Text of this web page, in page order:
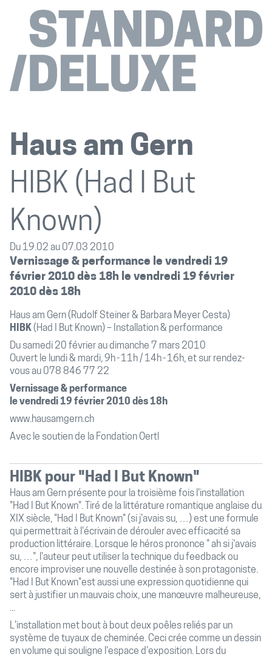
Haus am Gern
HIBK (Had I But
Known)
Du 19.02 au 07.03 2010
Vernissage & performance le vendredi 19
février 2010 dès 18h le vendredi 19 février
2010 dès 18h
Haus am Gern (Rudolf Steiner & Barbara Meyer Cesta)
HIBK(Had I But Known) – Installation & performance
Du samedi 20 février au dimanche 7 mars 2010
Ouvert le lundi & mardi, 9h - 11h / 14h - 16h, et sur rendez-
vous au 078 846 77 22
Vernissage & performance
le vendredi 19 février 2010 dès 18h
www.hausamgern.ch
Avec le soutien de la Fondation Oertl
HIBK pour "Had I But Known"
Haus am Gern présente pour la troisième fois l'installation
"Had I But Known". Tiré de la littérature romantique anglaise du
XIX siècle, "Had I But Known" (si j'avais su, …) est une formule
qui permettrait à l'écrivain de dérouler avec efficacité sa
production littéraire. Lorsque le héros prononce " ah si j'avais
su, …", l'auteur peut utiliser la technique du feedback ou
encore improviser une nouvelle destinée à son protagoniste.
"Had I But Known"est aussi une expression quotidienne qui
sert à justifier un mauvais choix, une manœuvre malheureuse,
...
L'installation met bout à bout deux poêles reliés par un
système de tuyaux de cheminée. Ceci crée comme un dessin
en volume qui souligne l'espace d'exposition. Lors du